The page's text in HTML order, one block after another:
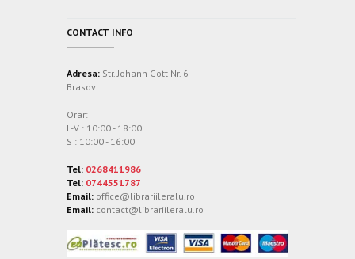
CONTACT INFO
Adresa: Str. Johann Gott Nr. 6
Brasov
Orar:
L-V : 10:00 - 18:00
S : 10:00 - 16:00
Tel: 0268411986
Tel: 0744551787
Email: office@librariileralu.ro
Email: contact@librariileralu.ro